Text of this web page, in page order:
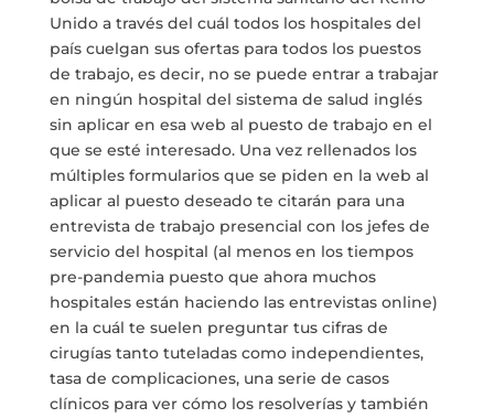
Unido a través del cuál todos los hospitales del
país cuelgan sus ofertas para todos los puestos
de trabajo, es decir, no se puede entrar a trabajar
en ningún hospital del sistema de salud inglés
sin aplicar en esa web al puesto de trabajo en el
que se esté interesado. Una vez rellenados los
múltiples formularios que se piden en la web al
aplicar al puesto deseado te citarán para una
entrevista de trabajo presencial con los jefes de
servicio del hospital (al menos en los tiempos
pre-pandemia puesto que ahora muchos
hospitales están haciendo las entrevistas online)
en la cuál te suelen preguntar tus cifras de
cirugías tanto tuteladas como independientes,
tasa de complicaciones, una serie de casos
clínicos para ver cómo los resolverías y también